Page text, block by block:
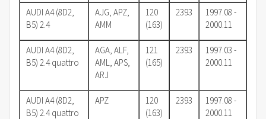
AUDI A4 (8D2,
B5) 2.4
AJG, APZ,
AMM
120
(163)
2393
1997.08 -
2000.11
AUDI A4 (8D2,
B5) 2.4 quattro
AGA, ALF,
AML, APS,
ARJ
121
(165)
2393
1997.03 -
2000.11
AUDI A4 (8D2,
B5) 2.4 quattro
APZ
120
(163)
2393
1997.08 -
2000.11